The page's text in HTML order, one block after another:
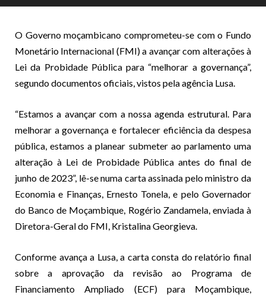
O Governo moçambicano comprometeu-se com o Fundo
Monetário Internacional (FMI) a avançar com alterações à
Lei da Probidade Pública para “melhorar a governança”,
segundo documentos oficiais, vistos pela agência Lusa.
“Estamos a avançar com a nossa agenda estrutural. Para
melhorar a governança e fortalecer eficiência da despesa
pública, estamos a planear submeter ao parlamento uma
alteração à Lei de Probidade Pública antes do final de
junho de 2023”, lê-se numa carta assinada pelo ministro da
Economia e Finanças, Ernesto Tonela, e pelo Governador
do Banco de Moçambique, Rogério Zandamela, enviada à
Diretora-Geral do FMI, Kristalina Georgieva.
Conforme avança a Lusa, a carta consta do relatório final
sobre a aprovação da revisão ao Programa de
Financiamento Ampliado (ECF) para Moçambique,